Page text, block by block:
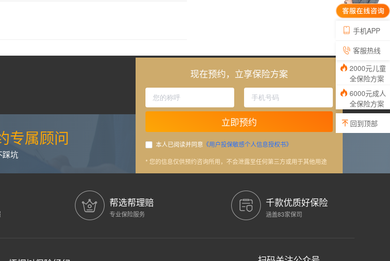
专属顾问
踩坑
现在预约，立享保险方案
立即预约
本人已阅读并同意 《用户投保敏感个人信息授权书》
* 您的信息仅供预约咨询所用，不会泄露至任何第三方或用于其他用途
手机APP
客服热线
2000元儿童
全保险方案
6000元成人
全保险方案
回到顶部
帮选帮理赔
专业保险服务
千款优质好保险
涵盖83家保司